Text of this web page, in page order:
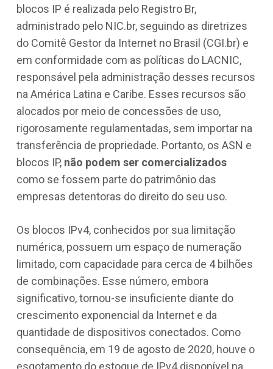
blocos IP é realizada pelo Registro Br,
administrado pelo NIC.br, seguindo as diretrizes
do Comitê Gestor da Internet no Brasil (CGI.br) e
em conformidade com as políticas do LACNIC,
responsável pela administração desses recursos
na América Latina e Caribe. Esses recursos são
alocados por meio de concessões de uso,
rigorosamente regulamentadas, sem importar na
transferência de propriedade. Portanto, os ASN e
blocos IP, não podem ser comercializados
como se fossem parte do patrimônio das
empresas detentoras do direito do seu uso.
Os blocos IPv4, conhecidos por sua limitação
numérica, possuem um espaço de numeração
limitado, com capacidade para cerca de 4 bilhões
de combinações. Esse número, embora
significativo, tornou-se insuficiente diante do
crescimento exponencial da Internet e da
quantidade de dispositivos conectados. Como
consequência, em 19 de agosto de 2020, houve o
esgotamento do estoque de IPv4 disponível na